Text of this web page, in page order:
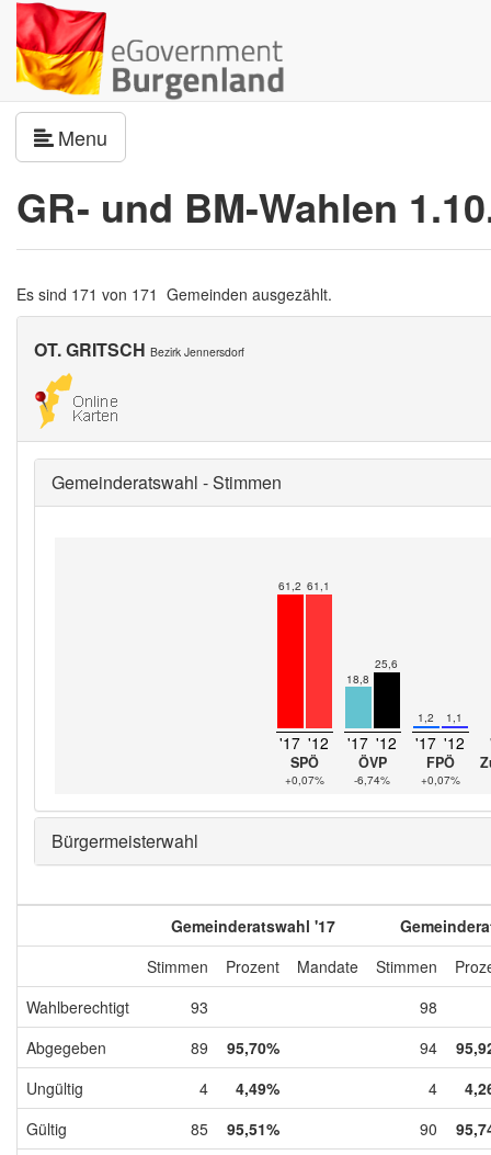
Menu
GR- und BM-Wahlen
Es sind 171 von 171 Gemeinden ausgezählt.
OT. GRITSCH Bezirk Jennersdorf
Gemeinderatswahl - Stimmen
61,2 61,1
'17 '12
SPÖ
+0,07%
18,8
25,6
'17 '12
ÖVP
-6,74%
1,2 1,1
'17 '12
FPÖ
+0,07%
Bürgermeisterwahl
Gemeinderatswahl '17
Stimmen
Prozent Mandate Stimmen
Wahlberechtigt
93
98
Abgegeben
89 95,70% 94
Ungültig
4 4,49% 4
Gültig
85 95,51% 90